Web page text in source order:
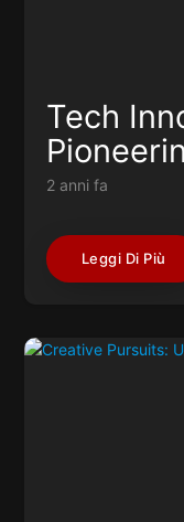
Tech
2 anni fa
Leggi Di Più